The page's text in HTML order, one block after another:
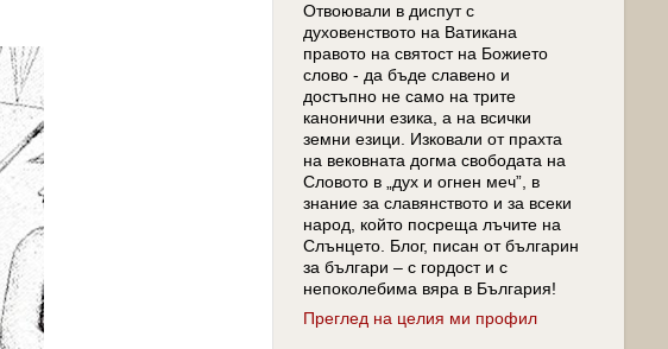
Отвоювали в диспут с
духовенството на Ватикана
правото на святост на Божието
слово - да бъде славено и
достъпно не само на трите
канонични езика, а на всички
земни езици. Изковали от прахта
на вековната догма свободата на
Словото в „дух и огнен меч”, в
знание за славянството и за всеки
народ, който посреща лъчите на
Слънцето. Блог, писан от българин
за българи – с гордост и с
непоколебима вяра в България!
Преглед на целия ми профил